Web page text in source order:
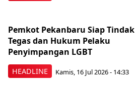
HEADLINE
Pemkot Pekanbaru Siap Tindak
Tegas dan Hukum Pelaku
Penyimpangan LGBT
Kamis, 16 Jul 2026 - 14:33